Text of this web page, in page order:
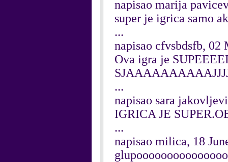
napisao marija
super je igrica samo
...
napisao cfvsbdsfb, 02
Ova igra je
...
napisao sara
IGRICA JE
...
napisao milica, 18